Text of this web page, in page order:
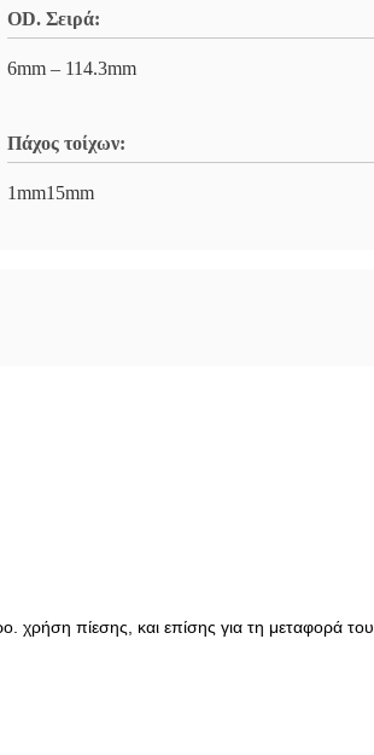
OD. Σειρά:
6mm – 114.3mm
Πάχος τοίχων:
1mm15mm
χρήση πίεσης, και επίσης για τη μεταφορά του